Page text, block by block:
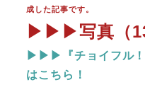
成した記事です。
▶▶▶写真（
▶▶▶『チョイフル！
はこちら！